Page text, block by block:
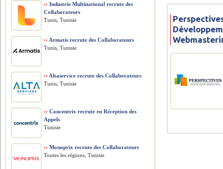
›› Industrie Multinational recrute des
Collaborateurs
Tunis, Tunisie
›› Armatis recrute des Collaborateurs
Tunis, Tunisie
›› Altaservice recrute des Collaborateurs
Tunis, Tunisie
›› Concentrix recrute en Réception des
Appels
Tunisie
›› Monoprix recrute des Collaborateurs
Toutes les régions, Tunisie